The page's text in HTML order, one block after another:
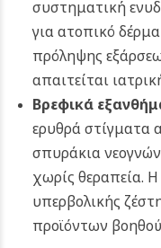
συστηματική
για ατοπικό
πρόληψης
απαιτείται
Βρεφικά
ερυθρά στίγματα
σπυράκια
χωρίς θεραπεία.
υπερβολικής
προϊόντων